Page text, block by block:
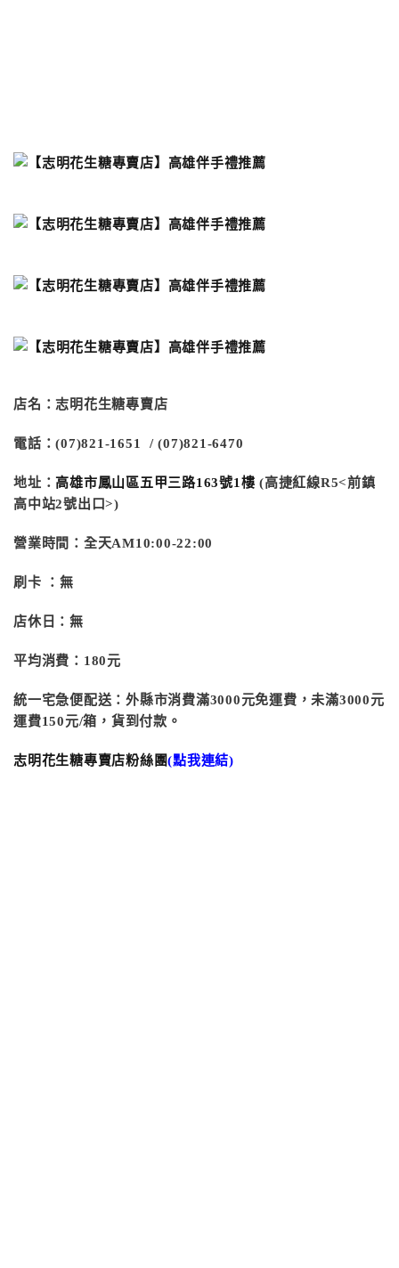
店名：志明花生糖專賣店
電話：(07)821-1651 /(07)821-6470
地址：高雄市鳳山區五甲三路163號1樓 (高捷紅線R5<前鎮
高中站2號出口>)
營業時間：全天AM10:00-22:00
刷卡 ：無
店休日： 無
平均消費：180元
統一宅急便配送：外縣市消費滿3000元免運費，未滿3000元
運費150元/箱，貨到付款。
志明花生糖專賣店粉絲團(點我連結)